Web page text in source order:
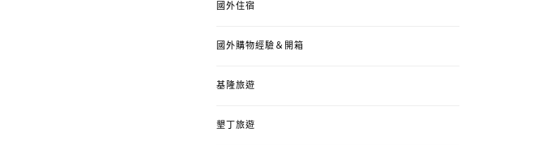
國外住宿
國外購物經驗＆開箱
基隆旅遊
墾丁旅遊